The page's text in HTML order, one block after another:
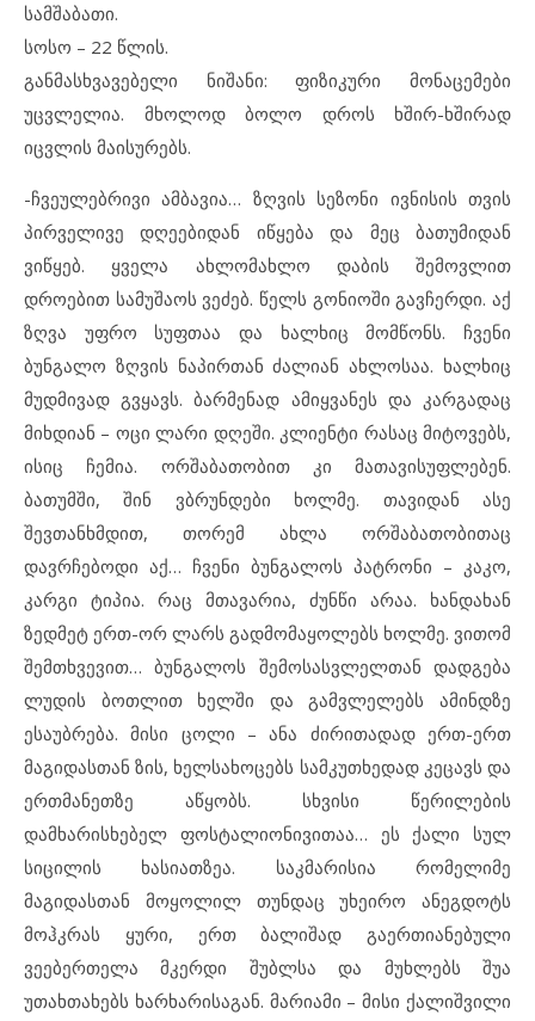
სამშაბათი.
სოსო – 22 წლის.
განმასხვავებელი ნიშანი: ფიზიკური მონაცემები
უცვლელია. მხოლოდ ბოლო დროს ხშირ-ხშირად
იცვლის მაისურებს.
-ჩვეულებრივი ამბავია… ზღვის სეზონი ივნისის თვის
პირველივე დღეებიდან იწყება და მეც ბათუმიდან
ვიწყებ. ყველა ახლომახლო დაბის შემოვლით
დროებით სამუშაოს ვეძებ. წელს გონიოში გავჩერდი. აქ
ზღვა უფრო სუფთაა და ხალხიც მომწონს. ჩვენი
ბუნგალო ზღვის ნაპირთან ძალიან ახლოსაა. ხალხიც
მუდმივად გვყავს. ბარმენად ამიყვანეს და კარგადაც
მიხდიან – ოცი ლარი დღეში. კლიენტი რასაც მიტოვებს,
ისიც ჩემია. ორშაბათობით კი მათავისუფლებენ.
ბათუმში, შინ ვბრუნდები ხოლმე. თავიდან ასე
შევთანხმდით, თორემ ახლა ორშაბათობითაც
დავრჩებოდი აქ… ჩვენი ბუნგალოს პატრონი – კაკო,
კარგი ტიპია. რაც მთავარია, ძუნწი არაა. ხანდახან
ზედმეტ ერთ-ორ ლარს გადმომაყოლებს ხოლმე. ვითომ
შემთხვევით… ბუნგალოს შემოსასვლელთან დადგება
ლუდის ბოთლით ხელში და გამვლელებს ამინდზე
ესაუბრება. მისი ცოლი – ანა ძირითადად ერთ-ერთ
მაგიდასთან ზის, ხელსახოცებს სამკუთხედად კეცავს და
ერთმანეთზე აწყობს. სხვისი წერილების
დამხარისხებელ ფოსტალიონივითაა… ეს ქალი სულ
სიცილის ხასიათზეა. საკმარისია რომელიმე
მაგიდასთან მოყოლილ თუნდაც უხეირო ანეგდოტს
მოჰკრას ყური, ერთ ბალიშად გაერთიანებული
ვეებერთელა მკერდი შუბლსა და მუხლებს შუა
უთახთახებს ხარხარისაგან. მარიამი – მისი ქალიშვილი